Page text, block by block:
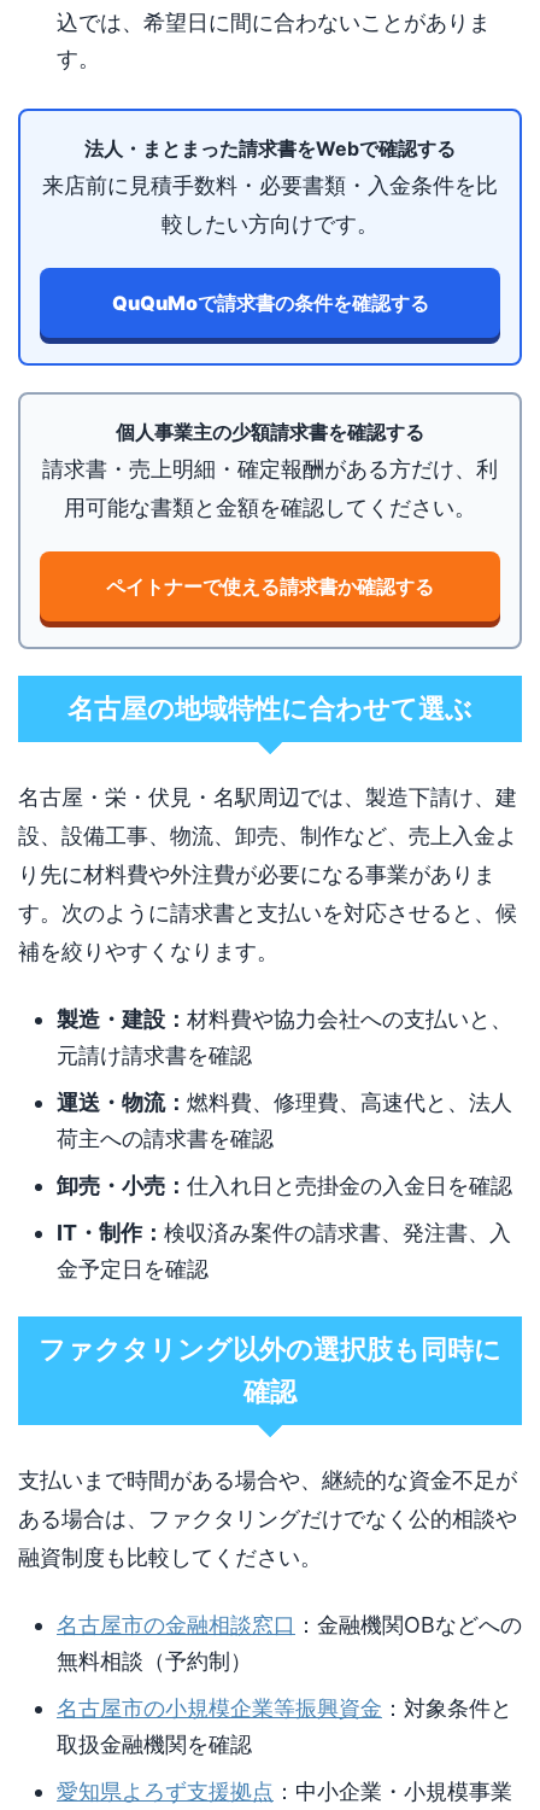
込では、希望日に間に合わないことがありま
す。
法人・まとまった請求書をWebで確認する
来店前に見積手数料・必要書類・入金条件を比
較したい方向けです。
QuQuMoで請求書の条件を確認する
個人事業主の少額請求書を確認する
請求書・売上明細・確定報酬がある方だけ、利
用可能な書類と金額を確認してください。
ペイトナーで使える請求書か確認する
名古屋の地域特性に合わせて選ぶ
名古屋・栄・伏見・名駅周辺では、製造下請け、建
設、設備工事、物流、卸売、制作など、売上入金よ
り先に材料費や外注費が必要になる事業がありま
す。次のように請求書と支払いを対応させると、候
補を絞りやすくなります。
製造・建設： 材料費や協力会社への支払いと、
元請け請求書を確認
運送・物流： 燃料費、修理費、高速代と、法人
荷主への請求書を確認
卸売・小売： 仕入れ日と売掛金の入金日を確認
IT・制作： 検収済み案件の請求書、発注書、入
金予定日を確認
ファクタリング以外の選択肢も同時に
確認
支払いまで時間がある場合や、継続的な資金不足が
ある場合は、ファクタリングだけでなく公的相談や
融資制度も比較してください。
名古屋市の金融相談窓口 ：金融機関OBなどへの
無料相談（予約制）
名古屋市の小規模企業等振興資金 ：対象条件と
取扱金融機関を確認
愛知県よろず支援拠点 ：中小企業・小規模事業